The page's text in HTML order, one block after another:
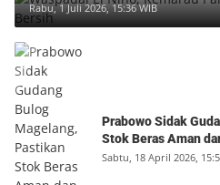
Rabu, 1 Juli 2026, 15:36 WIB
Prabowo Sidak
Stok Beras Aman
Sabtu, 18 April 2026,